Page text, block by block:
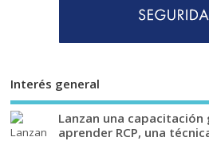
Interés general
Lanzan una
aprender RCP, una